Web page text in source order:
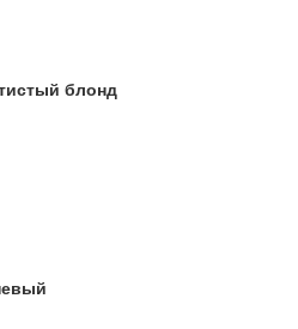
блонд